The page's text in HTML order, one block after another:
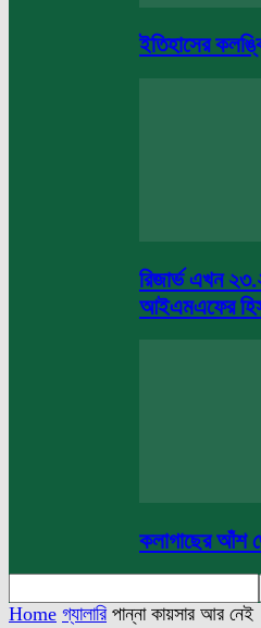
ইতিহাসের
রিজার্ভ এখন
আইএমএফের
কলাগাছের আঁশ
Home গ্যালারি পান্না কায়সার আর নেই